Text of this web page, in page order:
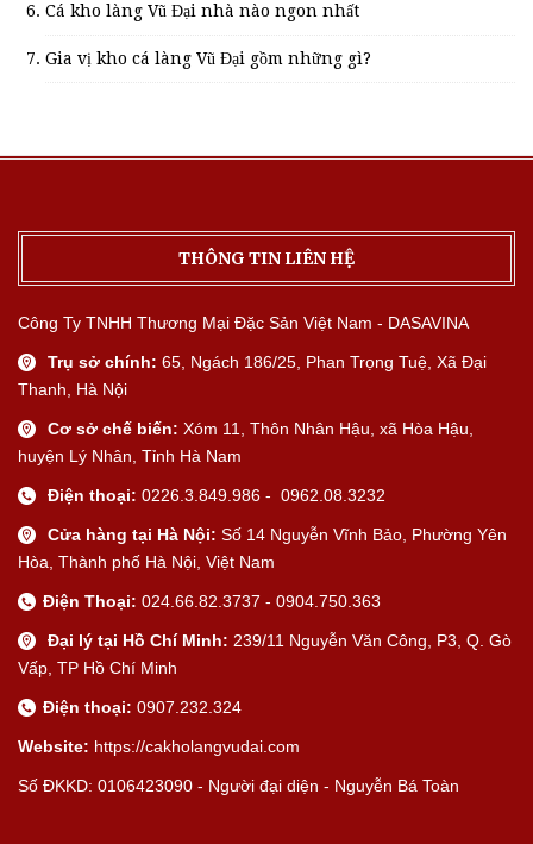
Cá kho làng Vũ Đại nhà nào ngon nhất
Gia vị kho cá làng Vũ Đại gồm những gì?
THÔNG TIN LIÊN HỆ
Công Ty TNHH Thương Mại Đặc Sản Việt Nam - DASAVINA
Trụ sở chính: 65, Ngách 186/25, Phan Trọng Tuệ, Xã Đại
Thanh, Hà Nội
Cơ sở chế biến: Xóm 11, Thôn Nhân Hậu, xã Hòa Hậu,
huyện Lý Nhân, Tỉnh Hà Nam
Điện thoại: 0226.3.849.986 - 0962.08.3232
Cửa hàng tại Hà Nội: Số 14 Nguyễn Vĩnh Bảo, Phường Yên
Hòa, Thành phố Hà Nội, Việt Nam
Điện Thoại: 024.66.82.3737 - 0904.750.363
Đại lý tại Hồ Chí Minh: 239/11 Nguyễn Văn Công, P3, Q. Gò
Vấp, TP Hồ Chí Minh
Điện thoại: 0907.232.324
Website: https://cakholangvudai.com
Số ĐKKD: 0106423090 - Người đại diện - Nguyễn Bá Toàn